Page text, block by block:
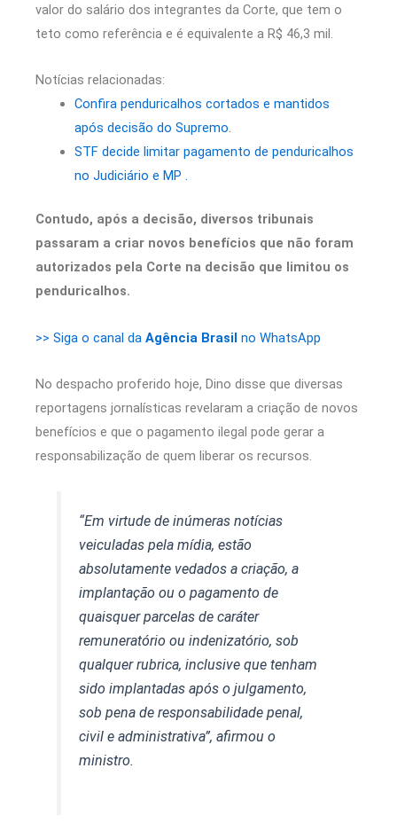
valor do salário dos integrantes da Corte, que tem o
teto como referência e é equivalente a R$ 46,3 mil.
Notícias relacionadas:
Confira penduricalhos cortados e mantidos
após decisão do Supremo.
STF decide limitar pagamento de penduricalhos
no Judiciário e MP .
Contudo, após a decisão, diversos tribunais
passaram a criar novos benefícios que não foram
autorizados pela Corte na decisão que limitou os
penduricalhos.
>> Siga o canal da Agência Brasil no WhatsApp
No despacho proferido hoje, Dino disse que diversas
reportagens jornalísticas revelaram a criação de novos
benefícios e que o pagamento ilegal pode gerar a
responsabilização de quem liberar os recursos.
“Em virtude de inúmeras notícias
veiculadas pela mídia, estão
absolutamente vedados a criação, a
implantação ou o pagamento de
quaisquer parcelas de caráter
remuneratório ou indenizatório, sob
qualquer rubrica, inclusive que tenham
sido implantadas após o julgamento,
sob pena de responsabilidade penal,
civil e administrativa”, afirmou o
ministro.